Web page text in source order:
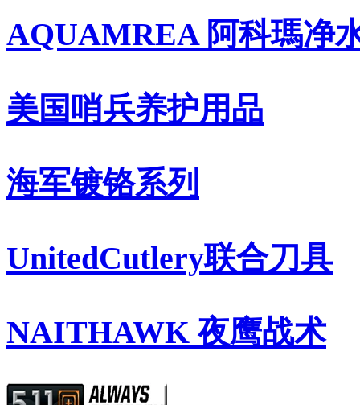
AQUAMREA 阿科瑪净
美国哨兵养护用品
海军镀铬系列
UnitedCutlery联合刀具
NAITHAWK 夜鹰战术